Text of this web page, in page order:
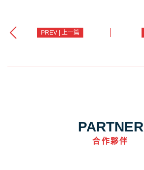
PREV | 上一篇
PARTNER
合作夥伴